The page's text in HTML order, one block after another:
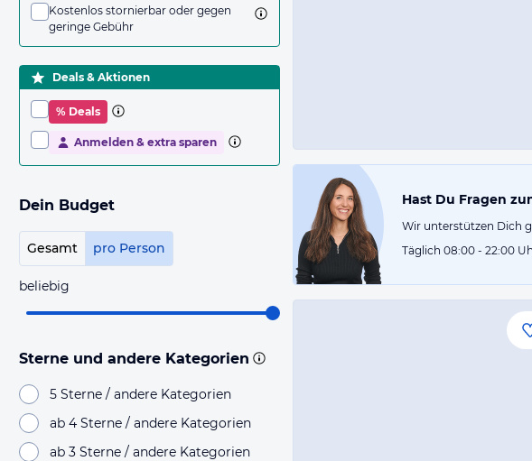
Kostenlos stornierbar oder gegen
geringe Gebühr
Deals & Aktionen
% Deals
Anmelden & extra sparen
Dein Budget
Gesamt pro Person
beliebig
Sterne und andere Kategorien
5 Sterne / andere Kategorien
ab 4 Sterne / andere Kategorien
ab 3 Sterne / andere Kategorien
Hast Du Fragen
Wir unterstützen Dich
Täglich 08:00 - 22:00